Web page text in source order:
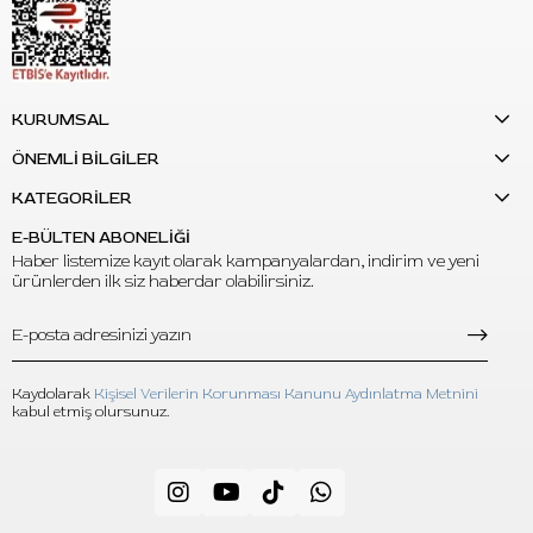
ve Natural Formula Vegan bakım kremi bulunur.
S: Set profesyonel kullanım için uygun mu?
uygundur.
S: Günlük kullanıma uygun mu?
C:Evet. Set içeriğindeki bakım ürünleri günlük bakım rutini içinde
değerlendirilebilir.
KURUMSAL
ÖNEMLİ BİLGİLER
KATEGORİLER
E-BÜLTEN ABONELİĞİ
Haber listemize kayıt olarak kampanyalardan, indirim ve yeni
ürünlerden ilk siz haberdar olabilirsiniz.
Kaydolarak Kişisel Verilerin Korunması Kanunu Aydınlatma Metnini
kabul etmiş olursunuz.